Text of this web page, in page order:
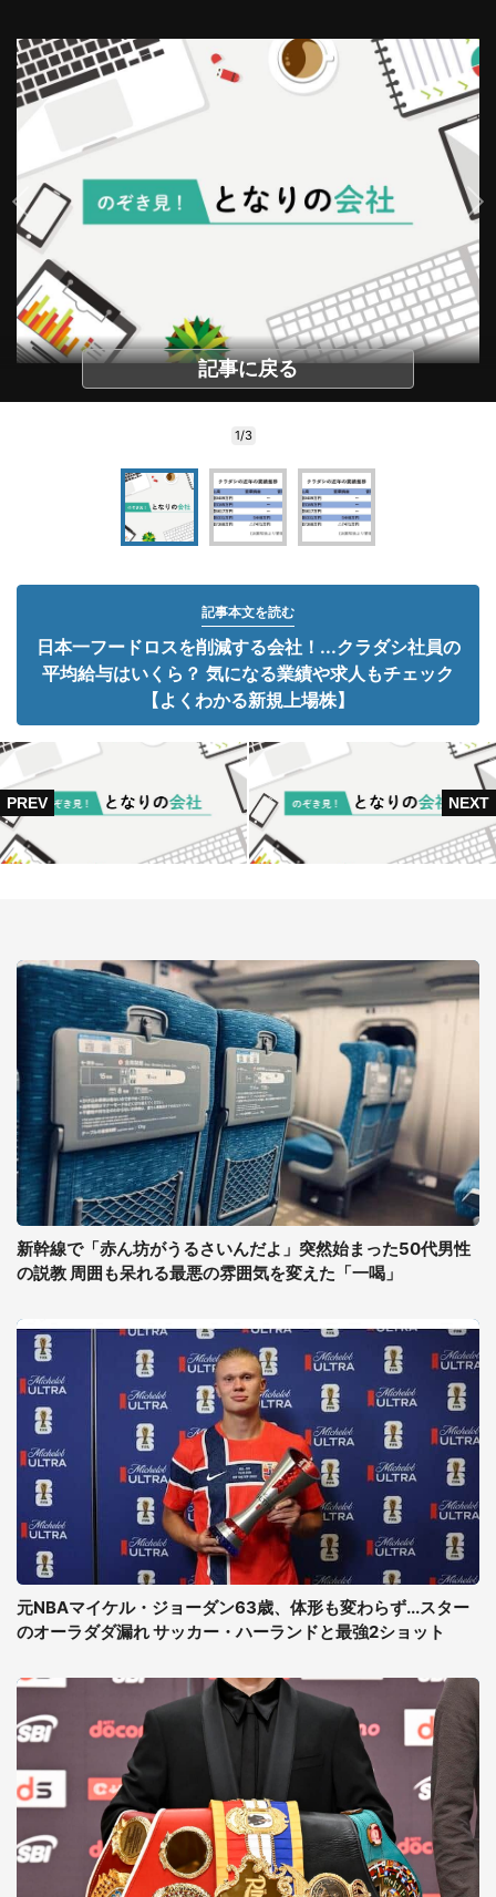
記事に戻る
1/3
記事本文を読む
日本一フードロスを削減する会社！...クラダシ社員の
平均給与はいくら？ 気になる業績や求人もチェック
【よくわかる新規上場株】
新幹線で「赤ん坊がうるさいんだよ」突然始まった50代男性
の説教 周囲も呆れる最悪の雰囲気を変えた「一喝」
元NBAマイケル・ジョーダン63歳、体形も変わらず...スター
のオーラダダ漏れ サッカー・ハーランドと最強2ショット